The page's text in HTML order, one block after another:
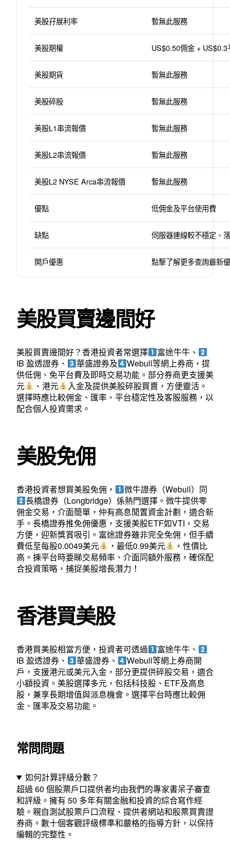
美股孖展利率 暫無此服務
美股期權 US$0.50佣金 + US$0.3
美股期貨 暫無此服務
美股碎股 暫無此服務
美股L1串流報價 暫無此服務
美股L2串流報價 暫無此服務
美股L2 NYSE Arca串流報價 暫無此服務
優點 低佣金及平台使用費
缺點 伺服器連線較不穩定、
開戶優惠 點擊了解更多查詢最新
美股買賣邊間好
美股買賣邊間好？香港投資者常選擇
富途牛牛、
IB 盈透證券、
華盛證券及
Webull等網上券商，提
供低佣、免平台費及即時交易功能。部分券商更支援美
元
、港元
入金及提供美股碎股買賣，方便靈活。
選擇時應比較佣金、匯率、平台穩定性及客服服務，以
配合個人投資需求。
美股免佣
香港投資者想買美股免佣，
微牛證券（Webull）同
長橋證券（Longbridge）係熱門選擇。微牛提供零
佣金交易，介面簡單，仲有高息閒置資金計劃，適合新
手。長橋證券推免佣優惠，支援美股ETF如VTI，交易
方便，迎新獎賞吸引。富途證券雖非完全免佣，但手續
費低至每股0.0049美元
，最低0.99美元
，性價比
高。揀平台時要睇交易頻率、介面同額外服務，確保配
合投資策略，捕捉美股增長潛力！
香港買美股
香港買美股相當方便，投資者可透過
富途牛牛、
IB 盈透證券、
華盛證券、
Webull等網上券商開
戶，支援港元或美元入金，部分更提供碎股交易，適合
小額投資。美股選擇多元，包括科技股、ETF及高息
股，兼享長期增值與派息機會。選擇平台時應比較佣
金、匯率及交易功能。
常問問題
如何計算評級分數？
超過 60 個股票戶口提供者均由我們的專家書呆子審查
和評級。擁有 50 多年有關金融和投資的綜合寫作經
驗。親自測試股票戶口流程、提供者網站和股票買賣證
券商。數十個客觀評級標準和嚴格的指導方針，以保持
編輯的完整性。